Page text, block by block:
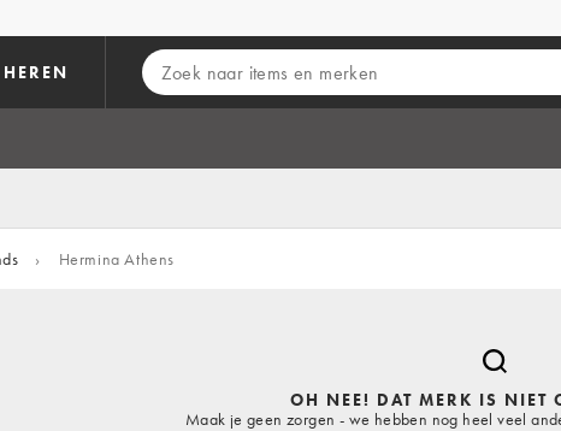
HEREN
› Hermina Athens
OH NEE! DAT MERK IS NIET
Maak je geen zorgen - we hebben nog heel veel